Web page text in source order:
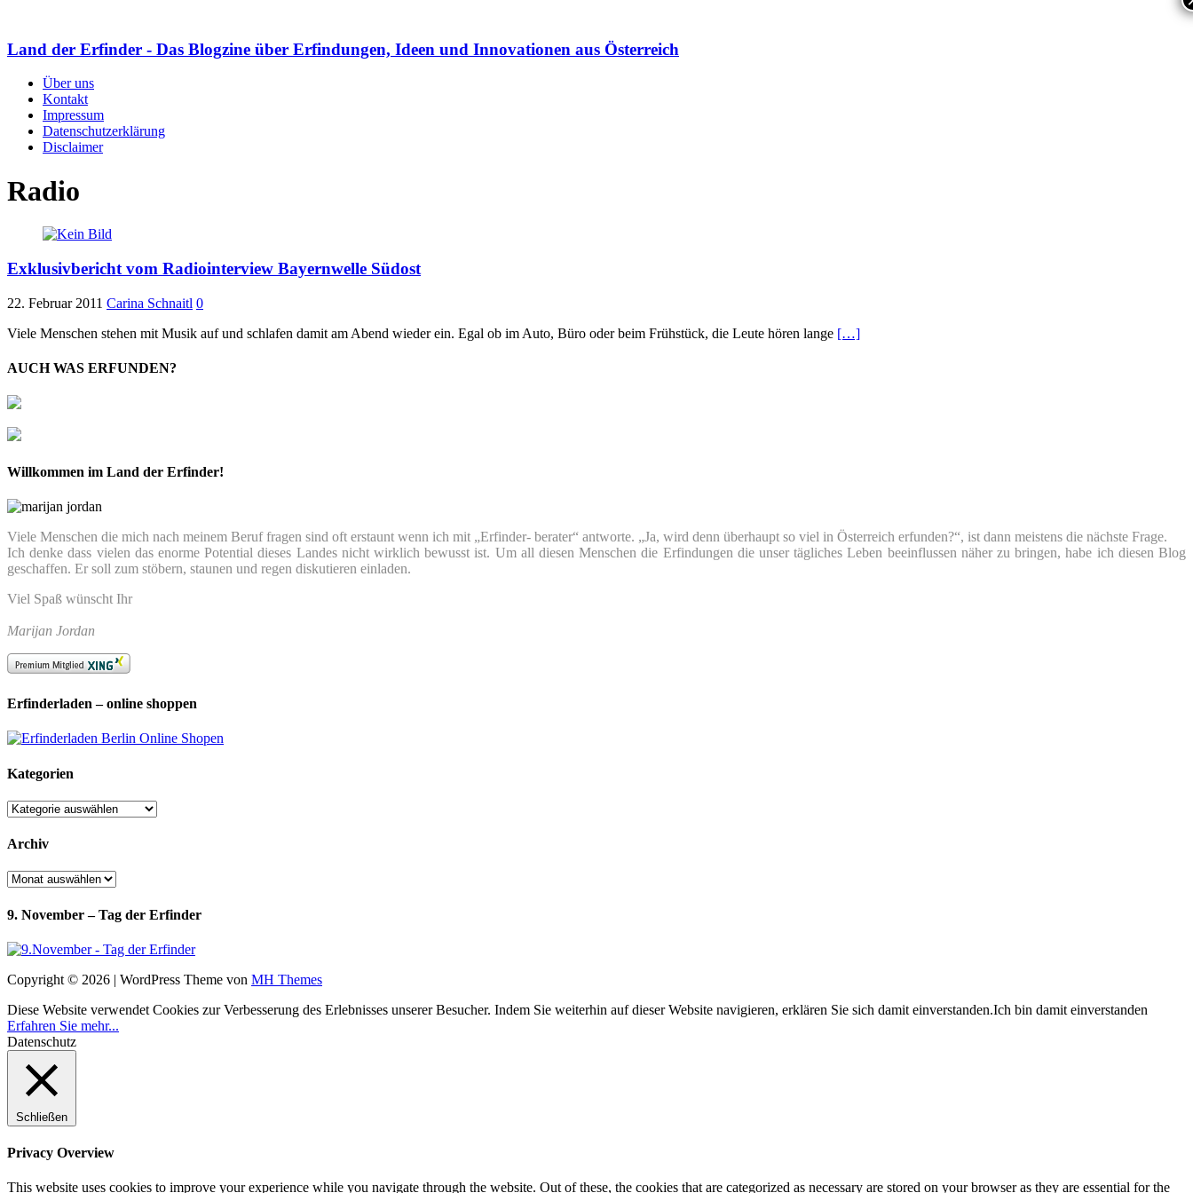
Land der Erfinder - Das Blogzine über Erfindungen, Ideen und Innovationen aus Österreich
Über uns
Kontakt
Impressum
Datenschutzerklärung
Disclaimer
Radio
Exklusivbericht vom Radiointerview Bayernwelle Südost
22. Februar 2011 Carina Schnaitl 0
Viele Menschen stehen mit Musik auf und schlafen damit am Abend wieder ein. Egal ob im Auto, Büro oder beim Frühstück, die Leute hören lange […]
AUCH WAS ERFUNDEN?
Willkommen im Land der Erfinder!
Viele Menschen die mich nach meinem Beruf fragen sind oft erstaunt wenn ich mit „Erfinder- berater“ antworte. „Ja, wird denn überhaupt so viel in Österreich erfunden?“, ist dann meistens die nächste Frage.
Ich denke dass vielen das enorme Potential dieses Landes nicht wirklich bewusst ist. Um all diesen Menschen die Erfindungen die unser tägliches Leben beeinflussen näher zu bringen, habe ich diesen Blog
geschaffen. Er soll zum stöbern, staunen und regen diskutieren einladen.
Viel Spaß wünscht Ihr
Marijan Jordan
Erfinderladen – online shoppen
Kategorien
Kategorien
Archiv
Archiv
9. November – Tag der Erfinder
Copyright © 2026 | WordPress Theme von MH Themes
Diese Website verwendet Cookies zur Verbesserung des Erlebnisses unserer Besucher. Indem Sie weiterhin auf dieser Website navigieren, erklären Sie sich damit einverstanden.Ich bin damit einverstanden
Erfahren Sie mehr...
Datenschutz
Schließen
Privacy Overview
This website uses cookies to improve your experience while you navigate through the website. Out of these, the cookies that are categorized as necessary are stored on your browser as they are essential for the